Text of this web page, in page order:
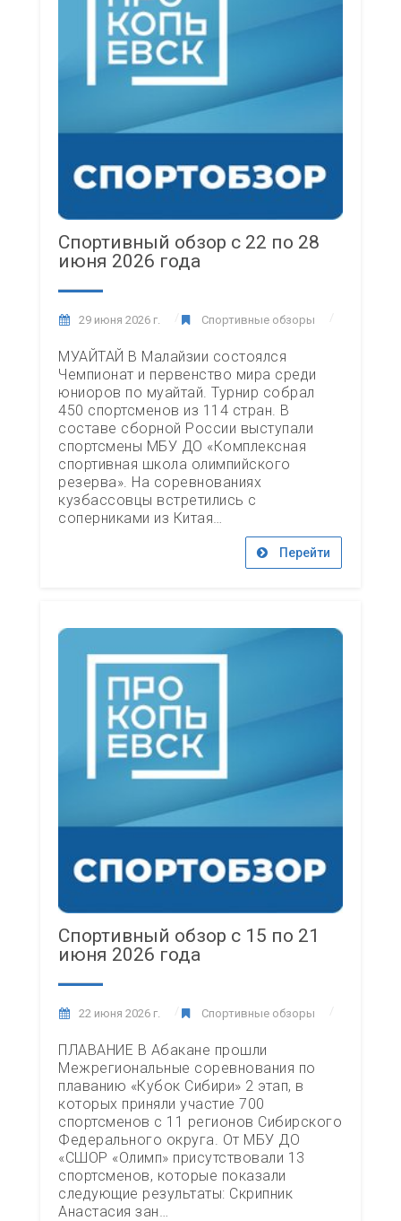
Спортивный обзор с 22 по 28
июня 2026 года
29 июня 2026 г. Спортивные обзоры
МУАЙТАЙ В Малайзии состоялся
Чемпионат и первенство мира среди
юниоров по муайтай. Турнир собрал
450 спортсменов из 114 стран. В
составе сборной России выступали
спортсмены МБУ ДО «Комплексная
спортивная школа олимпийского
резерва». На соревнованиях
кузбассовцы встретились с
соперниками из Китая…
Перейти
Спортивный обзор с 15 по 21
июня 2026 года
22 июня 2026 г. Спортивные обзоры
ПЛАВАНИЕ В Абакане прошли
Межрегиональные соревнования по
плаванию «Кубок Сибири» 2 этап, в
которых приняли участие 700
спортсменов с 11 регионов Сибирского
Федерального округа. От МБУ ДО
«СШОР «Олимп» присутствовали 13
спортсменов, которые показали
следующие результаты: Скрипник
Анастасия зан…